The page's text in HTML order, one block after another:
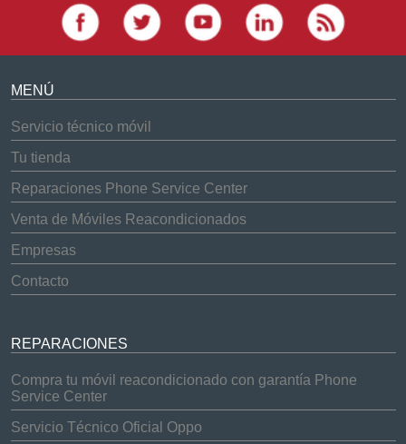
MENÚ
Servicio técnico móvil
Tu tienda
Reparaciones Phone Service Center
Venta de Móviles Reacondicionados
Empresas
Contacto
REPARACIONES
Compra tu móvil reacondicionado con garantía Phone
Service Center
Servicio Técnico Oficial Oppo